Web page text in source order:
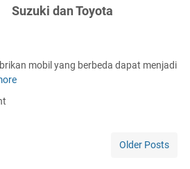
Suzuki dan Toyota
mobil yang berbeda dapat menjadi
Older Posts